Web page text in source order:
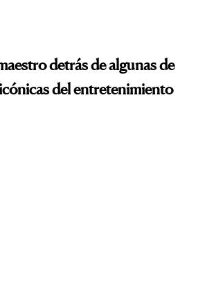
detrás de algunas de
del entretenimiento